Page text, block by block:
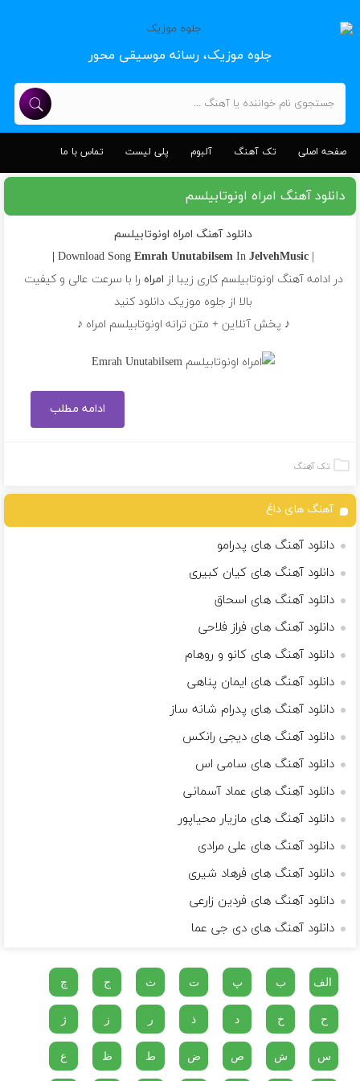
جلوه موزیک، رسانه موسیقی محور
صفحه اصلی تک آهنگ آلبوم پلی لیست تماس با ما
دانلود آهنگ امراه اونوتابیلسم
دانلود آهنگ امراه اونوتابیلسم
| Download Song
Emrah Unutabilsem InJelvehMusic |
در ادامه آهنگ اونوتابیلسم کاری زیبا از امراه را با سرعت عالی و کیفیت
بالا از جلوه موزیک دانلود کنید
♪ پخش آنلاین + متن ترانه اونوتابیلسم امراه ♪
ادامه مطلب
تک آهنگ
آهنگ های داغ
دانلود آهنگ های پدرامو
دانلود آهنگ های کیان کبیری
دانلود آهنگ های اسحاق
دانلود آهنگ های فراز فلاحی
دانلود آهنگ های کانو و روهام
دانلود آهنگ های ایمان پناهی
دانلود آهنگ های پدرام شانه ساز
دانلود آهنگ های دیجی رانکس
دانلود آهنگ های سامی اس
دانلود آهنگ های عماد آسمانی
دانلود آهنگ های مازیار محیاپور
دانلود آهنگ های علی مرادی
دانلود آهنگ های فرهاد شیری
دانلود آهنگ های فردین زارعی
دانلود آهنگ های دی جی عما
الف ب پ ت ث ج چ
ح خ د ذ ر ز ژ
س ش ص ض ط ظ ع